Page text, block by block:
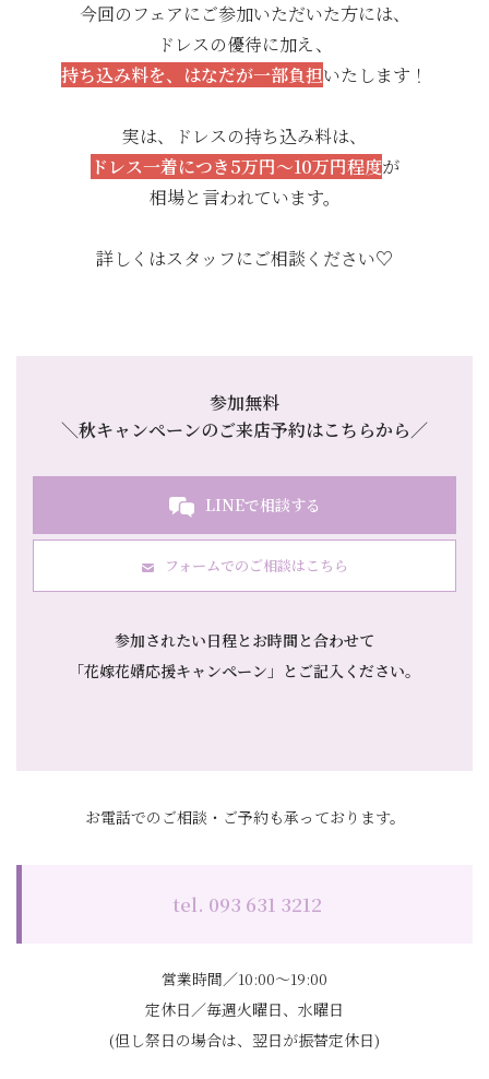
今回のフェアにご参加いただいた方には、
ドレスの優待に加え、
持ち込み料を、はなだが一部負担いたします！
実は、ドレスの持ち込み料は、
ドレス一着につき5万円～10万円程度が
相場と言われています。
詳しくはスタッフにご相談ください♡
参加無料
＼秋キャンペーンのご来店予約はこちらから／
LINEで相談する
フォームでのご相談はこちら
参加されたい日程とお時間と合わせて
「花嫁花婿応援キャンペーン」とご記入ください。
お電話でのご相談・ご予約も承っております。
tel. 093 631 3212
営業時間／10:00～19:00
定休日／毎週火曜日、水曜日
(但し祭日の場合は、翌日が振替定休日)